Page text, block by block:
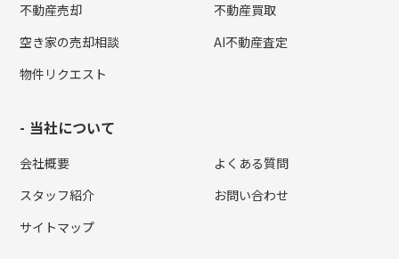
不動産売却
不動産買取
空き家の売却相談
AI不動産査定
物件リクエスト
当社について
会社概要
よくある質問
スタッフ紹介
お問い合わせ
サイトマップ